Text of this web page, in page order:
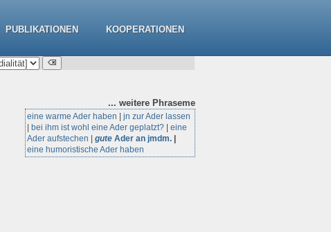
PUBLIKATIONEN KOOPERATIONEN
... weitere Phraseme
eine warme Ader haben
jn zur Ader lassen
bei ihm ist wohl eine Ader geplatzt?
eine
Ader aufstechen
gute Ader an jmdm.
eine humoristische Ader haben